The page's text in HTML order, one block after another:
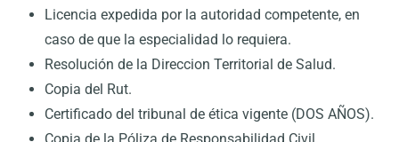
Licencia expedida por la autoridad competente, en
caso de que la especialidad lo requiera.
Resolución de la Direccion Territorial de Salud.
Copia del Rut.
Certificado del tribunal de ética vigente (DOS AÑOS).